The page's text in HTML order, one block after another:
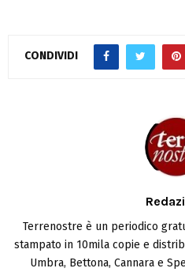
CONDIVIDI
Terrenostre è un periodico
stampato in 10mila copie e
Umbra, Bettona, Cannara e